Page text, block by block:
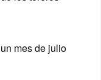
mes de julio